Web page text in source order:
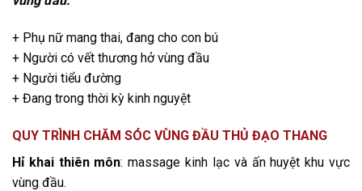
+ Phụ nữ mang thai, đang cho con bú
+ Người có vết thương hở vùng đầu
+ Người tiểu đường
+ Đang trong thời kỳ kinh nguyệt
QUY TRÌNH CHĂM SÓC VÙNG ĐẦU THỦ ĐẠO THANG
Hỉ khai thiên môn: massage kinh lạc và ấn huyệt khu vực
vùng đầu.